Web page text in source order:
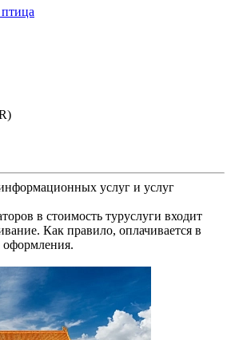
услуг и услуг
в стоимость туруслуги входит
Как правило, оплачивается в
оформления.